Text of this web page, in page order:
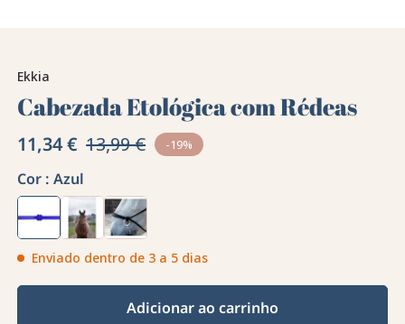
Ekkia
Cabezada Etológica com Rédeas
11,34 € 13,99 € -19%
Cor : Azul
Enviado dentro de 3 a 5 dias
Adicionar ao carrinho